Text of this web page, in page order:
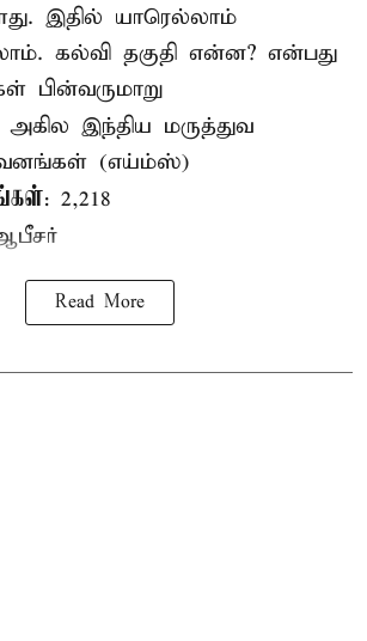
இதில் யாரெல்லாம்
கல்வி தகுதி என்ன? என்பது
பின்வருமாறு
அகில இந்திய மருத்துவ
(எய்ம்ஸ்)
: 2,218
Read More